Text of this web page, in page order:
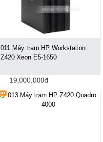
011 Máy trạm HP Workstation
Z420 Xeon E5-1650
19,000,000đ